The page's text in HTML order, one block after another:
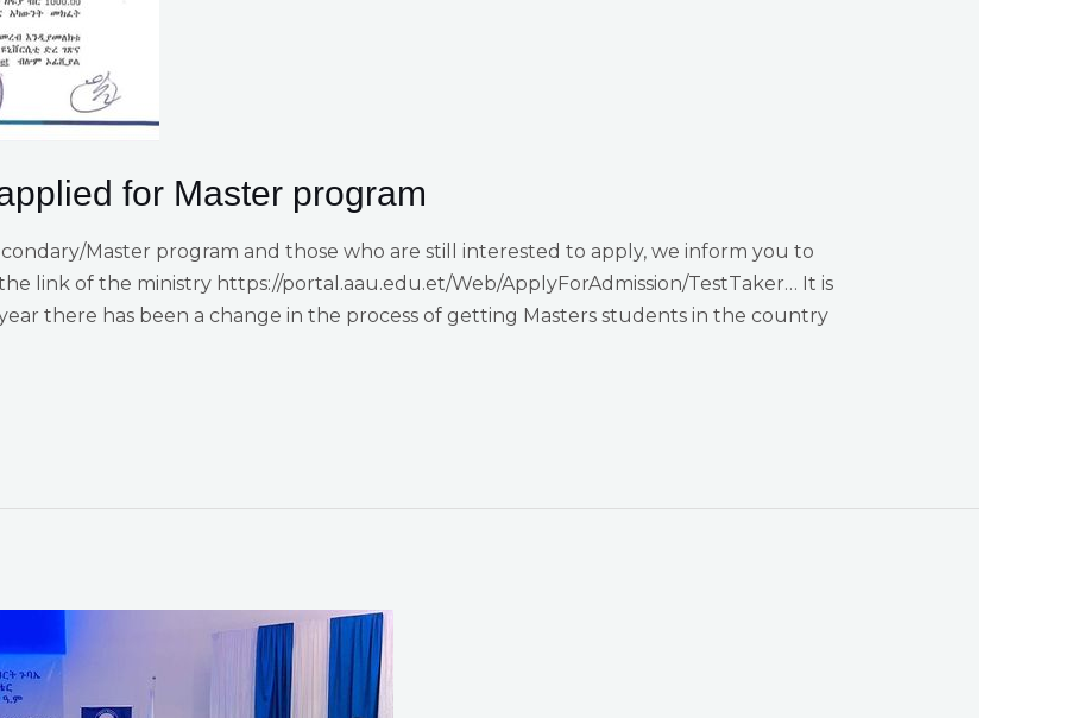
for Master program
Master program and those who are still interested to apply, we inform you to
link of the ministry https://portal.aau.edu.et/Web/ApplyForAdmission/TestTaker… It is
there has been a change in the process of getting Masters students in the country